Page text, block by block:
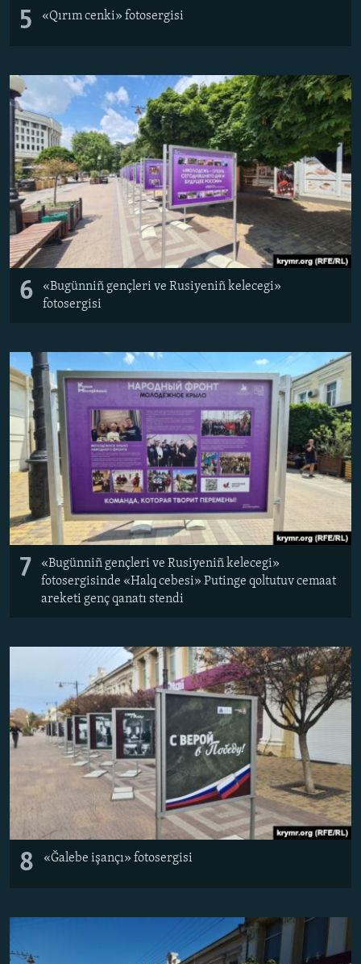
5 «Qırım cenki» fotosergisi
6
«Bugünniñ gençleri ve Rusiyeniñ kelecegi»
fotosergisi
7
«Bugünniñ gençleri ve Rusiyeniñ kelecegi»
fotosergisinde «Halq cebesi» Putinge qoltutuv cemaat
areketi genç qanatı stendi
8 «Ğalebe işançı» fotosergisi